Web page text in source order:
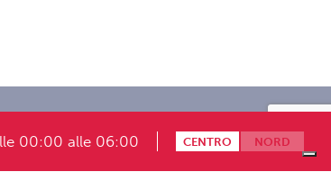
00:00 alle 06:00 CENTRO NORD
partecipazione giochi